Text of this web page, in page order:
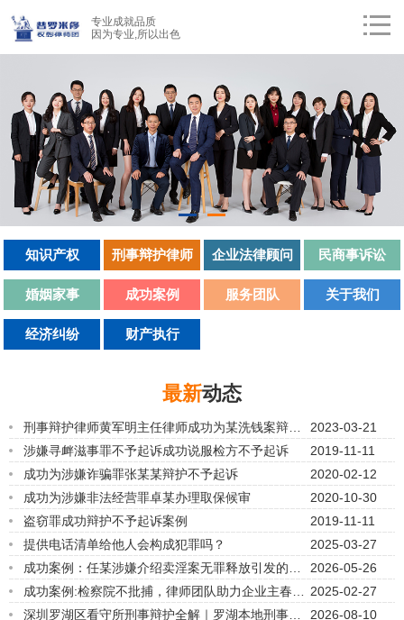
专业成就品质
因为专业,所以出色
知识产权 刑事辩护律师 企业法律顾问 民商事诉讼
婚姻家事 成功案例 服务团队 关于我们
经济纠纷 财产执行
最新动态
2023-03-21
刑事辩护律师黄军明主任律师成功为某洗钱案辩护
最终不追究刑事责任
2019-11-11
涉嫌寻衅滋事罪不予起诉成功说服检方不予起诉
2020-02-12
成功为涉嫌诈骗罪张某某辩护不予起诉
2020-10-30
成功为涉嫌非法经营罪卓某办理取保候审
2019-11-11
盗窃罪成功辩护不予起诉案例
2025-03-27
提供电话清单给他人会构成犯罪吗？
2026-05-26
成功案例：任某涉嫌介绍卖淫案无罪释放引发的争
议
2025-02-27
成功案例:检察院不批捕，律师团队助力企业主春节
前获释
2026-08-10
深圳罗湖区看守所刑事辩护全解｜罗湖本地刑事律